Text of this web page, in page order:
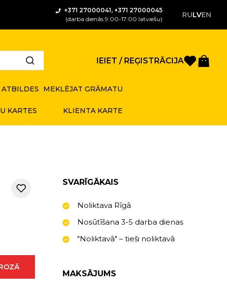
+371 27000041, +371 27000045
(darba dienās 9:00-17:00 latviešu)
RULVEN
IEIET / REĢISTRĀCIJA
MEKLĒJAT GRĀMATU
KARTES KLIENTA KARTE
SVARĪGĀKAIS
Noliktava Rīgā
Nosūtīšana 3-5 darba dienas
"Noliktavā" – tieši noliktavā
MAKSĀJUMS